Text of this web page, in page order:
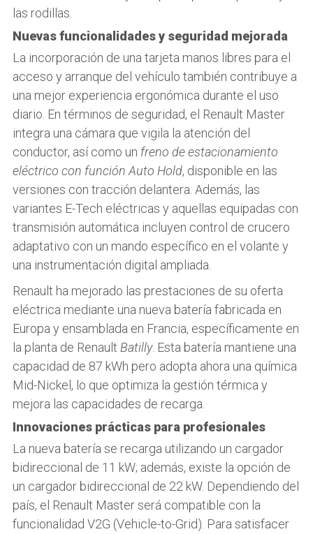
las rodillas.
Nuevas funcionalidades y seguridad mejorada
La incorporación de una tarjeta manos libres para el
acceso y arranque del vehículo también contribuye a
una mejor experiencia ergonómica durante el uso
diario. En términos de seguridad, el Renault Master
integra una cámara que vigila la atención del
conductor, así como un freno de estacionamiento
eléctrico con función Auto Hold, disponible en las
versiones con tracción delantera. Además, las
variantes E-Tech eléctricas y aquellas equipadas con
transmisión automática incluyen control de crucero
adaptativo con un mando específico en el volante y
una instrumentación digital ampliada.
Renault ha mejorado las prestaciones de su oferta
eléctrica mediante una nueva batería fabricada en
Europa y ensamblada en Francia, específicamente en
la planta de Renault Batilly. Esta batería mantiene una
capacidad de 87 kWh pero adopta ahora una química
Mid-Nickel, lo que optimiza la gestión térmica y
mejora las capacidades de recarga.
Innovaciones prácticas para profesionales
La nueva batería se recarga utilizando un cargador
bidireccional de 11 kW; además, existe la opción de
un cargador bidireccional de 22 kW. Dependiendo del
país, el Renault Master será compatible con la
funcionalidad V2G (Vehicle-to-Grid). Para satisfacer